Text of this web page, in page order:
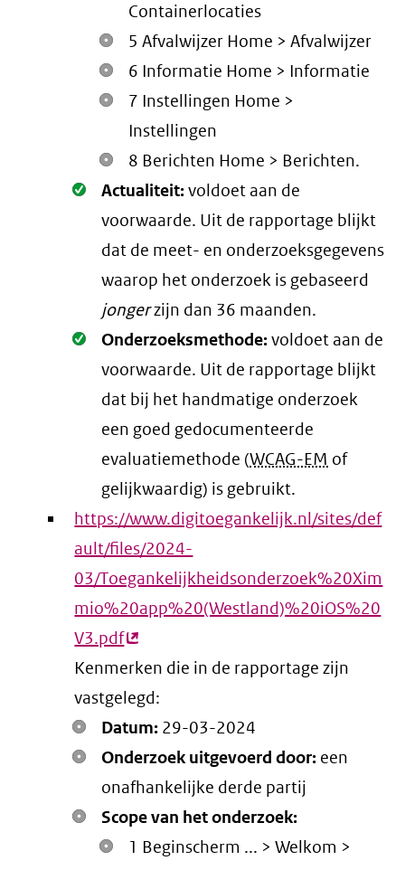
Containerlocaties
5 Afvalwijzer Home > Afvalwijzer
6 Informatie Home > Informatie
7 Instellingen Home >
Instellingen
8 Berichten Home > Berichten.
Oké.
Actualiteit:voldoet aan de
voorwaarde. Uit de rapportage blijkt
dat de meet- en onderzoeksgegevens
waarop het onderzoek is gebaseerd
jongerzijn dan 36 maanden.
Oké.
Onderzoeksmethode:voldoet aan de
voorwaarde. Uit de rapportage blijkt
dat bij het handmatige onderzoek
een goed gedocumenteerde
evaluatiemethode (WCAG-EM of
gelijkwaardig) is gebruikt.
https://www.digitoegankelijk.nl/sites/def
ault/files/2024-
03/Toegankelijkheidsonderzoek%20Xim
mio%20app%20(Westland)%20iOS%20
V3.pdf(externe
link)
Kenmerken die in de rapportage zijn
vastgelegd:
Datum: 29-03-2024
Onderzoek uitgevoerd door: een
onafhankelijke derde partij
Scope van het onderzoek:
1 Beginscherm ... > Welkom >